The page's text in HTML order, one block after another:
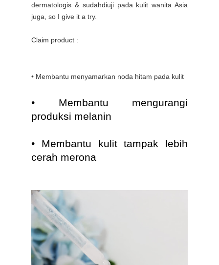
dermatologis & sudahdiuji pada kulit wanita Asia
juga, so I give it a try.
Claim product :
• Membantu menyamarkan noda hitam pada kulit
• Membantu mengurangi
produksi melanin
• Membantu kulit tampak lebih
cerah merona